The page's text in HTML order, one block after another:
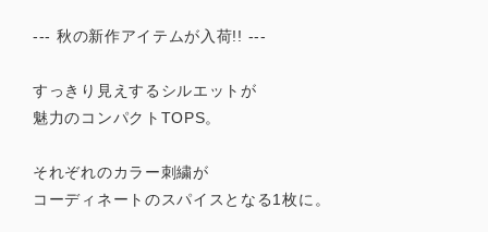
--- 秋の新作アイテムが入荷!! ---
すっきり見えするシルエットが
魅力のコンパクトTOPS。
それぞれのカラー刺繍が
コーディネートのスパイスとなる1枚に。